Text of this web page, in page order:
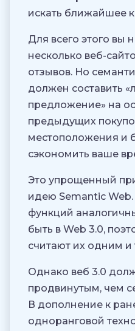
искать ближайшее
Для всего этого вы
несколько веб-
отзывов. Но
должен составить
предложение» на
предыдущих
местоположения и
сэкономить ваше
Это упрощенный
идею Semantic
функций
быть в Web 3.0,
считают их одним и
Однако веб 3.0
продвинутым, чем
В дополнение к
одноранговой